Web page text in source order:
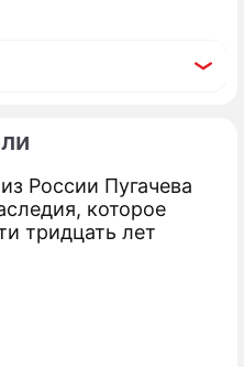
России Пугачева
которое
тридцать лет
Лондон"
города мира
Москвы